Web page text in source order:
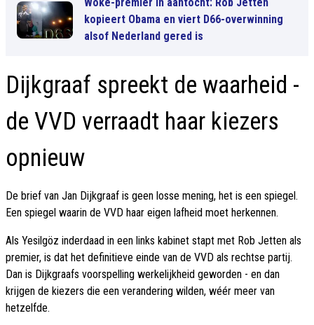
Woke-premier in aantocht: Rob Jetten
kopieert Obama en viert D66-overwinning
alsof Nederland gered is
Dijkgraaf spreekt de waarheid -
de VVD verraadt haar kiezers
opnieuw
De brief van Jan Dijkgraaf is geen losse mening, het is een spiegel.
Een spiegel waarin de VVD haar eigen lafheid moet herkennen.
Als Yesilgöz inderdaad in een links kabinet stapt met Rob Jetten als
premier, is dat het definitieve einde van de VVD als rechtse partij.
Dan is Dijkgraafs voorspelling werkelijkheid geworden - en dan
krijgen de kiezers die een verandering wilden, wéér meer van
hetzelfde.